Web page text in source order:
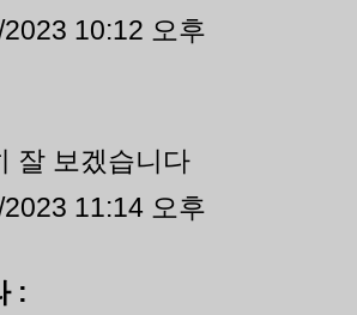
10:12 오후
잘 보겠습니다
11:14 오후
: